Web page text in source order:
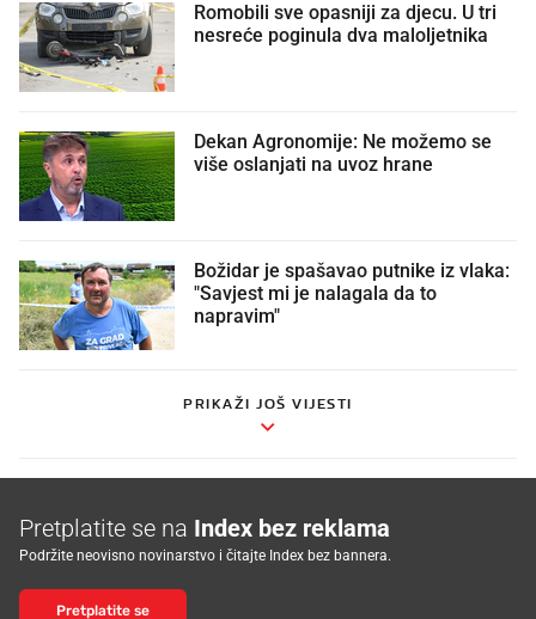
Romobili sve opasniji za djecu. U tri
nesreće poginula dva maloljetnika
Dekan Agronomije: Ne možemo se
više oslanjati na uvoz hrane
Božidar je spašavao putnike iz vlaka:
"Savjest mi je nalagala da to
napravim"
PRIKAŽI JOŠ VIJESTI
Pretplatite se na Index bez reklama
Podržite neovisno novinarstvo i čitajte Index bez bannera.
Pretplatite se